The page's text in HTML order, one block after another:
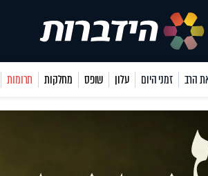
הרב זמני היום עלון שופס מחלקות תרומות